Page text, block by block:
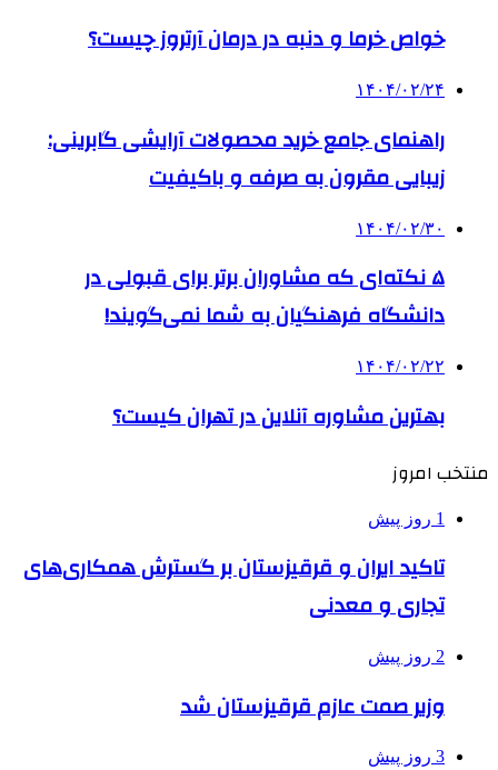
خواص خرما و دنبه در درمان آرتروز چیست؟
۱۴۰۴/۰۲/۲۴
راهنمای جامع خرید محصولات آرایشی گابرینی:
زیبایی مقرون به صرفه و باکیفیت
۱۴۰۴/۰۲/۳۰
۵ نکته‌ای که مشاوران برتر برای قبولی در
دانشگاه فرهنگیان به شما نمی‌گویند!
۱۴۰۴/۰۲/۲۲
بهترین مشاوره آنلاین در تهران کیست؟
منتخب امروز
1 روز پیش
تاکید ایران و قرقیزستان بر گسترش همکاری‌های
تجاری و معدنی
2 روز پیش
وزیر صمت عازم قرقیزستان شد
3 روز پیش